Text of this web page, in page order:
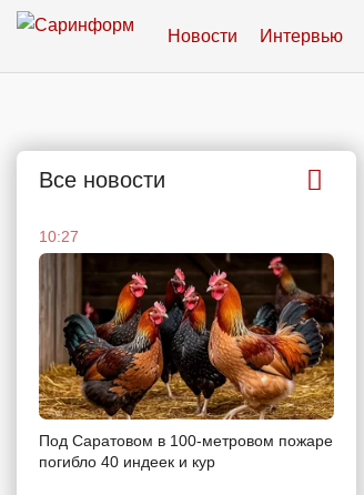
Новости Интервью
Все новости
10:27
Под Саратовом в 100-метровом пожаре
погибло 40 индеек и кур